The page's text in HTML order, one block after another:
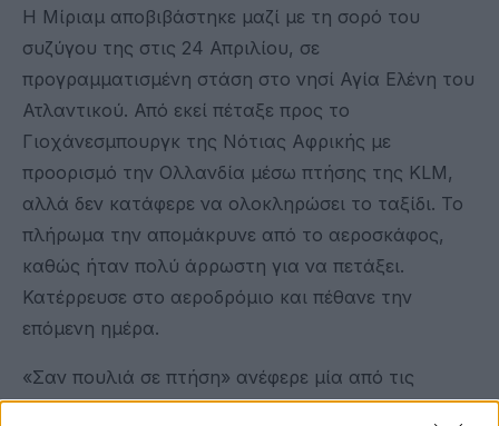
Η Μίριαμ αποβιβάστηκε μαζί με τη σορό του
συζύγου της στις 24 Απριλίου, σε
προγραμματισμένη στάση στο νησί Αγία Ελένη του
Ατλαντικού. Από εκεί πέταξε προς το
Γιοχάνεσμπουργκ της Νότιας Αφρικής με
προορισμό την Ολλανδία μέσω πτήσης της KLM,
αλλά δεν κατάφερε να ολοκληρώσει το ταξίδι. Το
πλήρωμα την απομάκρυνε από το αεροσκάφος,
καθώς ήταν πολύ άρρωστη για να πετάξει.
Κατέρρευσε στο αεροδρόμιο και πέθανε την
επόμενη ημέρα.
«Σαν πουλιά σε πτήση» ανέφερε μία από τις
νεκρολογίες που δημοσιεύθηκαν στα ολλανδικά